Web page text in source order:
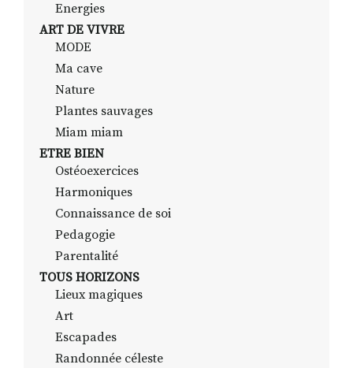
Energies
ART DE VIVRE
MODE
Ma cave
Nature
Plantes sauvages
Miam miam
ETRE BIEN
Ostéoexercices
Harmoniques
Connaissance de soi
Pedagogie
Parentalité
TOUS HORIZONS
Lieux magiques
Art
Escapades
Randonnée céleste